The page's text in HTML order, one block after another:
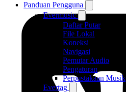
Panduan Pengguna
Evermusic
Daftar Putar
File Lokal
Koneksi
Navigasi
Pemutar Audio
Pengaturan
Perpustakaan Musik
Evertag